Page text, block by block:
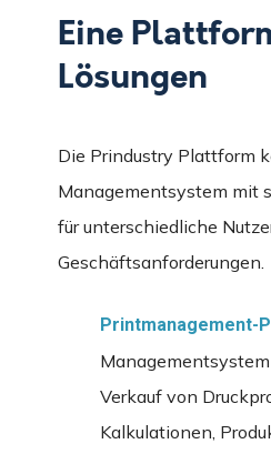
Eine
Lösungen
Die Prindustry Plattform
Managementsystem mit
für unterschiedliche
Geschäftsanforderungen.
Printmanagement-
Verkauf von
Kalkulationen,